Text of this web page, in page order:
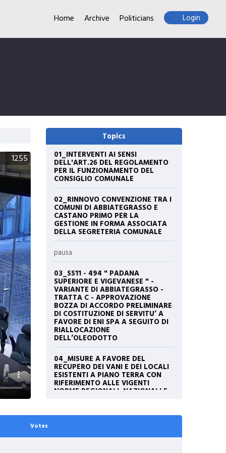
Home Archive Politicians Login
1255
Topics
01_INTERVENTI AI SENSI
DELL'ART.26 DEL REGOLAMENTO
PER IL FUNZIONAMENTO DEL
CONSIGLIO COMUNALE
02_RINNOVO CONVENZIONE TRA I
COMUNI DI ABBIATEGRASSO E
CASTANO PRIMO PER LA
GESTIONE IN FORMA ASSOCIATA
DELLA SEGRETERIA COMUNALE
pausa
03_SS11 - 494 " PADANA
SUPERIORE E VIGEVANESE " -
VARIANTE DI ABBIATEGRASSO -
TRATTA C - APPROVAZIONE
BOZZA DI ACCORDO PRELIMINARE
DI COSTITUZIONE DI SERVITU’ A
FAVORE DI ENI SPA A SEGUITO DI
RIALLOCAZIONE
DELL’OLEODOTTO
04_MISURE A FAVORE DEL
RECUPERO DEI VANI E DEI LOCALI
ESISTENTI A PIANO TERRA CON
RIFERIMENTO ALLE VIGENTI
NORME REGIONALI, NAZIONALI E
PARTECIPAZIONE AZIONARIA IN
Votes